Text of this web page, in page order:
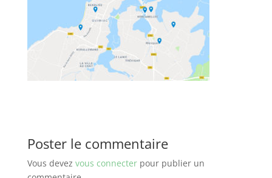
Poster le commentaire
Vous devez vous connecterpour publier un